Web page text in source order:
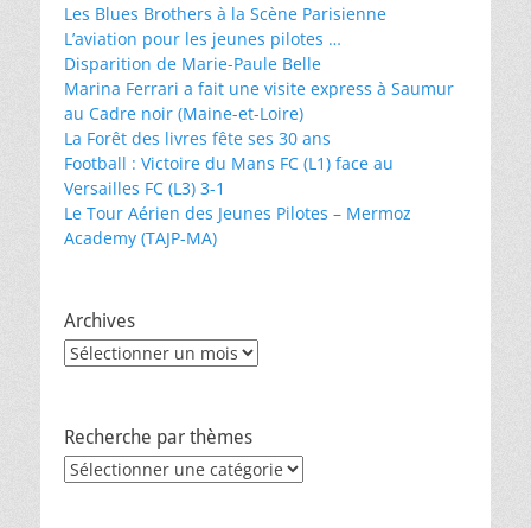
Les Blues Brothers à la Scène Parisienne
L’aviation pour les jeunes pilotes …
Disparition de Marie-Paule Belle
Marina Ferrari a fait une visite express à Saumur
au Cadre noir (Maine-et-Loire)
La Forêt des livres fête ses 30 ans
Football : Victoire du Mans FC (L1) face au
Versailles FC (L3) 3-1
Le Tour Aérien des Jeunes Pilotes – Mermoz
Academy (TAJP-MA)
Archives
Archives
Recherche par thèmes
Recherche